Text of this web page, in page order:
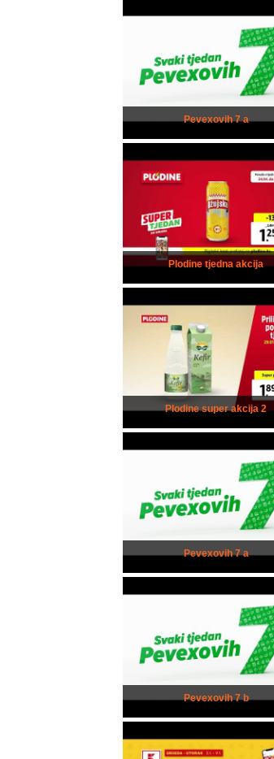
Pevexovih 7 a
Plodine tjedna akcija
Plodine super akcija 2
Pevexovih 7 a
Pevexovih 7 b